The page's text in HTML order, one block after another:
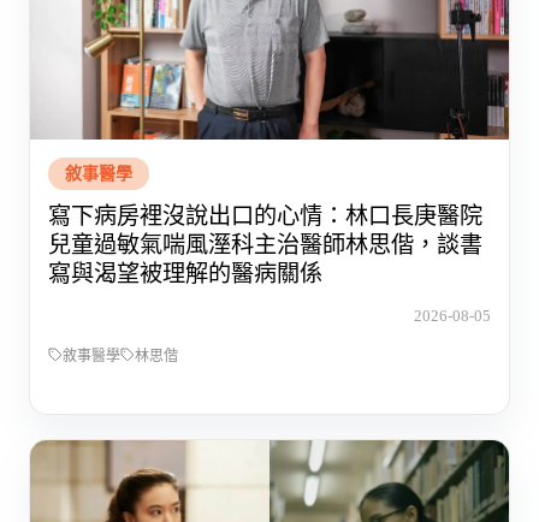
敘事醫學
寫下病房裡沒說出口的心情：林口長庚醫院
兒童過敏氣喘風溼科主治醫師林思偕，談書
寫與渴望被理解的醫病關係
2026-08-05
敘事醫學 林思偕